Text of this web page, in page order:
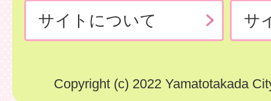
サイトについて サ
Copyright (c) 2022 Yamatotakada